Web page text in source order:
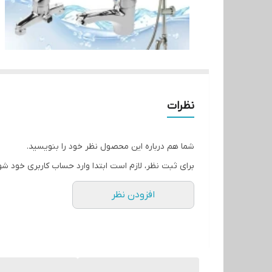
نظرات
شما هم درباره این محصول نظر خود را بنویسید.
برای ثبت نظر، لازم است ابتدا وارد حساب کاربری خود
افزودن نظر